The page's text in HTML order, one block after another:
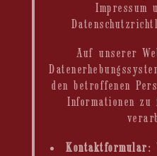
Impressum
Auf unserer
den betroffenen
Informationen zu
Kontaktformular: